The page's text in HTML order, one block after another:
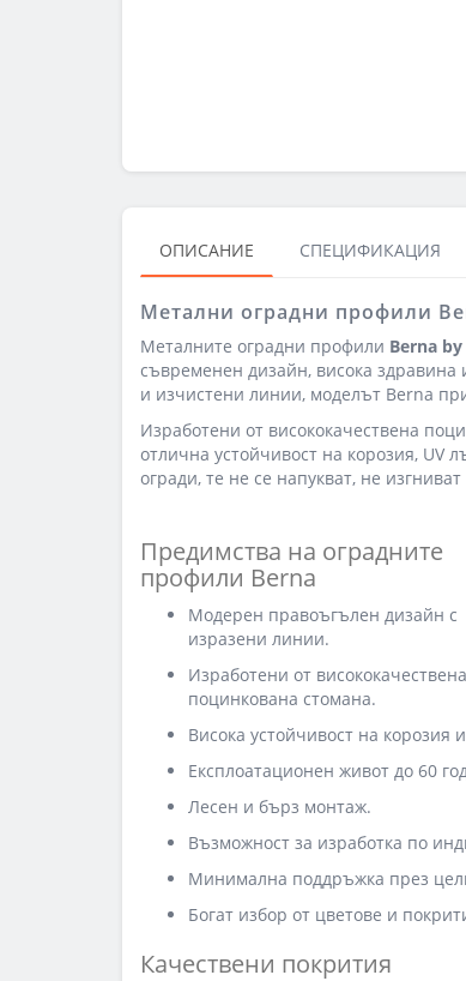
ОПИСАНИЕ СПЕЦИФИКАЦИЯ
Метални оградни профили
Металните оградни профили Berna
съвременен дизайн, висока
и изчистени линии, моделът Berna
Изработени от висококачествена
отлична устойчивост на корозия, UV
огради, те не се напукват, не
Предимства на оградните
профили Berna
Модерен правоъгълен дизайн с
изразени линии.
Изработени от висококачествена
поцинкована стомана.
Висока устойчивост на корозия
Експлоатационен живот до 60
Лесен и бърз монтаж.
Възможност за изработка по
Минимална поддръжка през
Богат избор от цветове и
Качествени покрития